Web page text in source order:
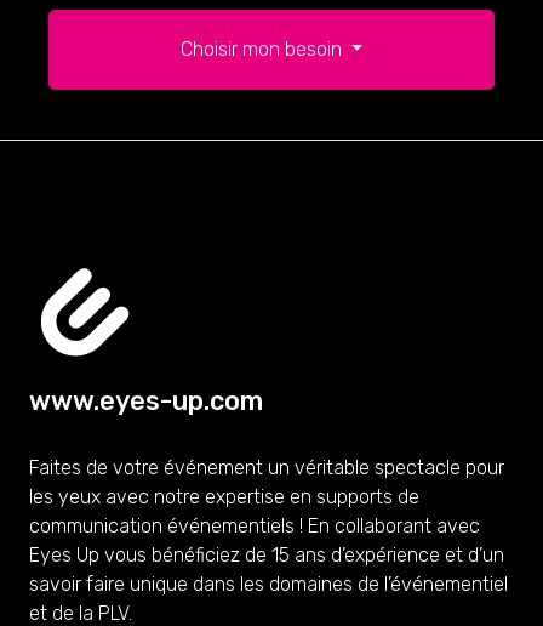
Choisir mon besoin
www.eyes-up.com
Faites de votre événement un véritable spectacle pour
les yeux avec notre expertise en supports de
communication événementiels ! En collaborant avec
Eyes Up vous bénéficiez de 15 ans d’expérience et d’un
savoir faire unique dans les domaines de l’événementiel
et de la PLV.